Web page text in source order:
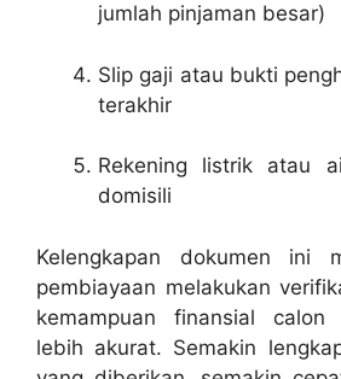
jumlah pinjaman besar)
Slip gaji atau bukti
terakhir
Rekening listrik atau
domisili
Kelengkapan dokumen ini
pembiayaan melakukan
kemampuan finansial
lebih akurat. Semakin